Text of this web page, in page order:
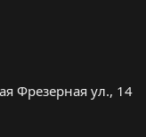
Фрезерная ул., 14